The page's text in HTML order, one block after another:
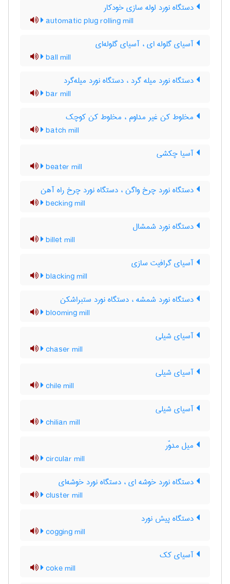
دستگاه نورد لوله سازی خودکار
automatic plug rolling mill
آسیای گلوله ای ، آسیای گلوله‌ای
ball mill
دستگاه نورد میله گرد ، دستگاه نورد میله‌گرد
bar mill
مخلوط کن غیر مداوم ، مخلوط کن کوچک
batch mill
آسیا چکشی
beater mill
دستگاه نورد چرخ واگن ، دستگاه نورد چرخ راه آهن
becking mill
دستگاه نورد شمشال
billet mill
آسیای گرافیت سازی
blacking mill
دستگاه نورد شمشه ، دستگاه نورد ستبراشکن
blooming mill
آسیای شیلی
chaser mill
آسیای شیلی
chile mill
آسیای شیلی
chilian mill
میل مدوّر
circular mill
دستگاه نورد خوشه ای ، دستگاه نورد خوشه‌ای
cluster mill
دستگاه پیش نورد
cogging mill
آسیای کک
coke mill